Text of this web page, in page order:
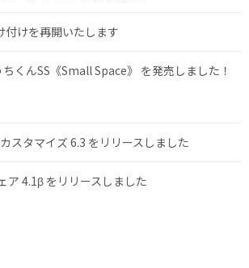
付けを再開いたします
ちくんSS《Small Space》 を発売しました！
スタマイズ 6.3 をリリースしました
ア 4.1β をリリースしました